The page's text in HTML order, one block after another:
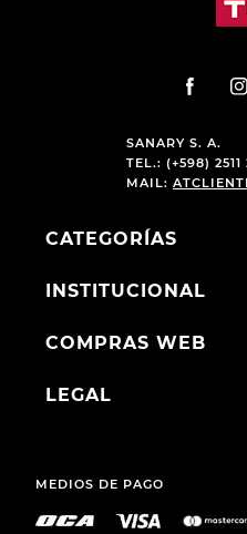
SANARY S. A.
TEL.: (+598) 2511
MAIL:
CATEGORÍAS
INSTITUCIONAL
COMPRAS WEB
LEGAL
MEDIOS DE PAGO